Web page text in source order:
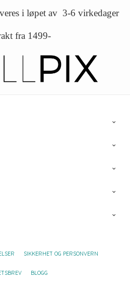
i løpet av 3-6 virkedager
fra 1499-
SIKKERHET OG PERSONVERN
BLOGG